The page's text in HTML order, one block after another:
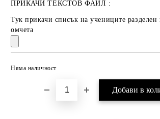
ПРИКАЧИ ТЕКСТОВ ФАЙЛ :
Тук прикачи списък на учениците
омчета
Няма наличност